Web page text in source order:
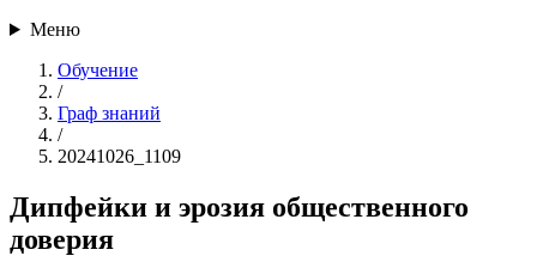
Меню
Обучение
/
Граф знаний
/
20241026_1109
Дипфейки и эрозия общественного
доверия